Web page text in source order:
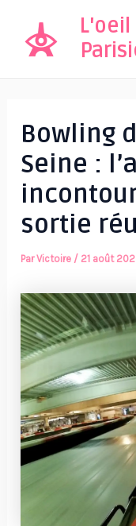
contenu
Bowling
Seine :
sortie
ParVictoire / 21 août